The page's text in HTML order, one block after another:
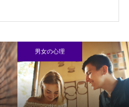
男女の心理